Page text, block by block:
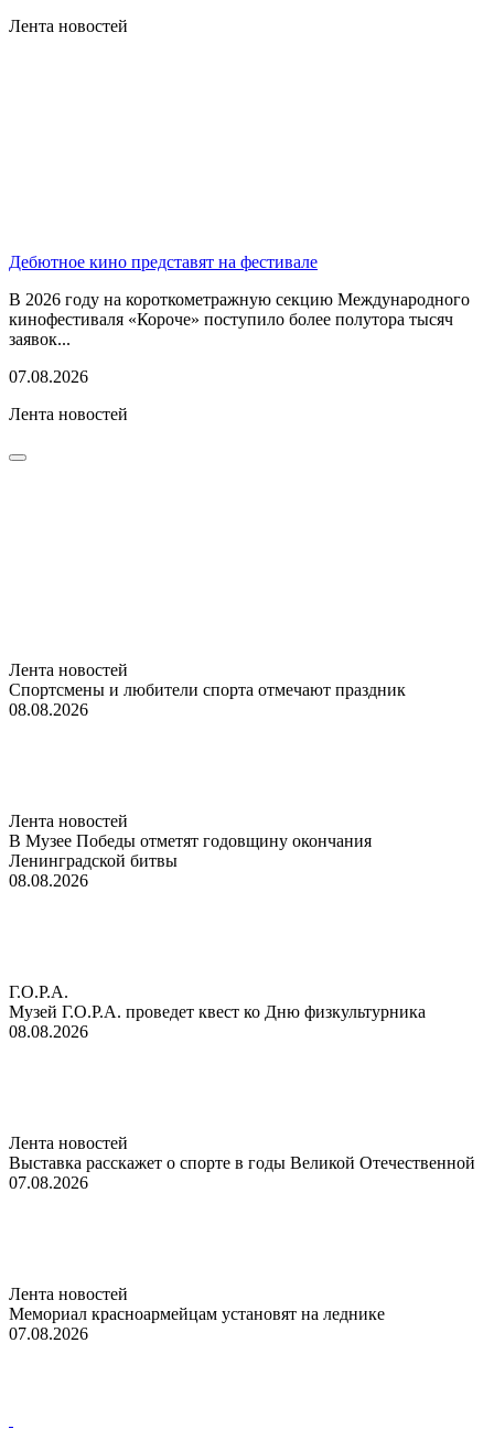
Лента новостей
Дебютное кино представят на фестивале
В 2026 году на короткометражную секцию Международного
кинофестиваля «Короче» поступило более полутора тысяч
заявок...
07.08.2026
Лента новостей
Лента новостей
Спортсмены и любители спорта отмечают праздник
08.08.2026
Лента новостей
В Музее Победы отметят годовщину окончания
Ленинградской битвы
08.08.2026
Г.О.Р.А.
Музей Г.О.Р.А. проведет квест ко Дню физкультурника
08.08.2026
Лента новостей
Выставка расскажет о спорте в годы Великой Отечественной
07.08.2026
Лента новостей
Мемориал красноармейцам установят на леднике
07.08.2026